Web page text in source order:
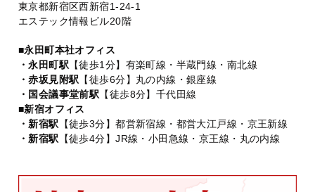
東京都新宿区西新宿1-24-1
エステック情報ビル20階
■永田町本社オフィス
・永田町駅 【徒歩1分】有楽町線・半蔵門線・南北線
・赤坂見附駅 【徒歩6分】丸の内線・銀座線
・国会議事堂前駅 【徒歩8分】千代田線
■新宿オフィス
・新宿駅 【徒歩3分】都営新宿線・都営大江戸線・京王新線
・新宿駅 【徒歩4分】JR線・小田急線・京王線・丸の内線